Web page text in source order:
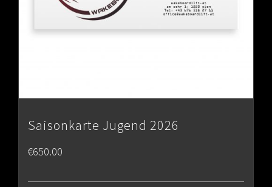
Saisonkarte Jugend 2026
€650.00